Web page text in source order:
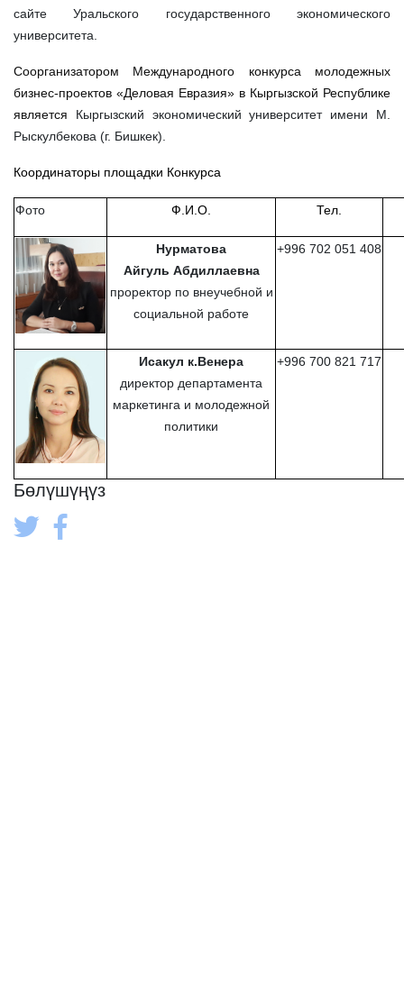
сайте Уральского государственного экономического
университета.
Соорганизатором Международного конкурса молодежных
бизнес-проектов «Деловая Евразия» в Кыргызской Республике
является
Кыргызский экономический университет имени М.
Рыскулбекова (г. Бишкек).
Координаторы площадки Конкурса
Фото Ф.И.О. Тел.
Нурматова
Айгуль Абдиллаевна
проректор по внеучебной и
социальной работе
+996 702 051 408
Исакул к.Венера
директор департамента
маркетинга и молодежной
политики
+996 700 821 717
Бөлүшүңүз